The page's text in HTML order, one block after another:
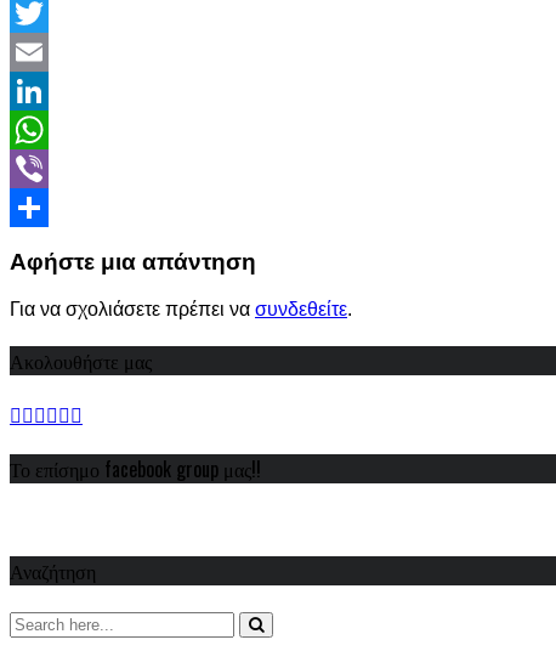
Facebook
Twitter
Email
LinkedIn
WhatsApp
Viber
Αφήστε μια απάντηση
Για να σχολιάσετε πρέπει να συνδεθείτε.
Ακολουθήστε μας
Το επίσημο facebook group μας!!
Αναζήτηση